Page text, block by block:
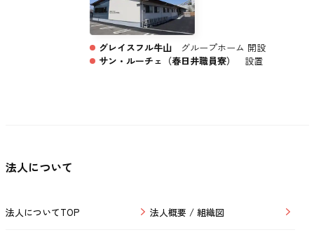
グレイスフル牛山グループホーム 開設
サン・ルーチェ（春日井職員寮）
設置
法人について
法人についてTOP 法人概要 / 組織図